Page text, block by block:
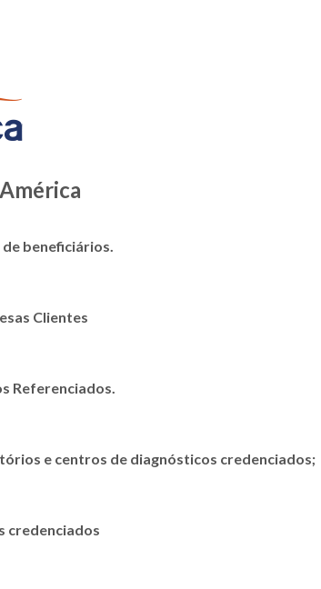
de beneficiários.
Clientes
Referenciados.
e centros de diagnósticos credenciados;
credenciados